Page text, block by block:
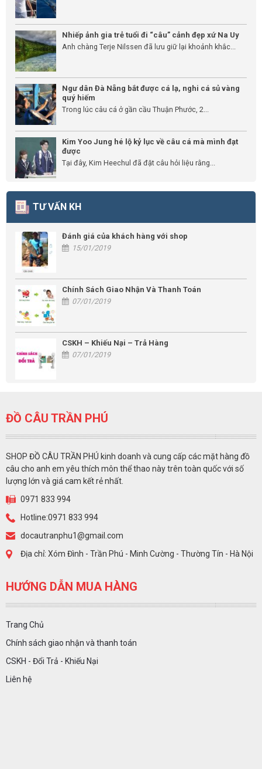
Nhiếp ảnh gia trẻ tuổi đi “câu” cảnh đẹp xứ Na Uy
Anh chàng Terje Nilssen đã lưu giữ lại khoảnh khắc...
Ngư dân Đà Nẵng bắt được cá lạ, nghi cá sủ vàng
quý hiếm
Trong lúc câu cá ở gần cầu Thuận Phước, 2...
Kim Yoo Jung hé lộ kỷ lục về câu cá mà mình đạt
được
Tại đây, Kim Heechul đã đặt câu hỏi liệu rằng...
TƯ VẤN KH
Đánh giá của khách hàng với shop
15/01/2019
Chính Sách Giao Nhận Và Thanh Toán
07/01/2019
CSKH – Khiếu Nại – Trả Hàng
07/01/2019
ĐỒ CÂU TRẦN PHÚ
SHOP ĐỒ CÂU TRẦN PHÚ kinh doanh và cung cấp các mặt hàng đồ
câu cho anh em yêu thích môn thể thao này trên toàn quốc với số
lượng lớn và giá cam kết rẻ nhất.
0971 833 994
Hotline:0971 833 994
docautranphu1@gmail.com
Địa chỉ: Xóm Đình - Trần Phú - Minh Cường - Thường Tín - Hà Nội
HƯỚNG DẪN MUA HÀNG
Trang Chủ
Chính sách giao nhận và thanh toán
CSKH - Đổi Trả - Khiếu Nại
Liên hệ